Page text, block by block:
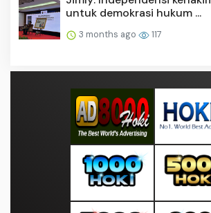
untuk demokrasi hukum ...
3 months ago 117